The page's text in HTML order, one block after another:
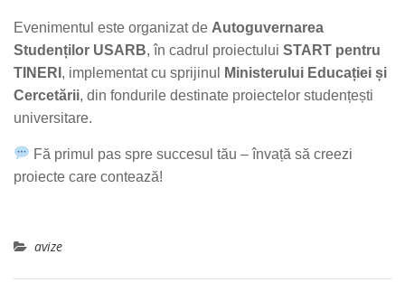
Evenimentul este organizat de Autoguvernarea
Studenților USARB, în cadrul proiectului START pentru
TINERI , implementat cu sprijinul
Ministerului Educației și
Cercetării, din fondurile destinate proiectelor studențești
universitare.
Fă primul pas spre succesul tău – învață să creezi
proiecte care contează!
avize